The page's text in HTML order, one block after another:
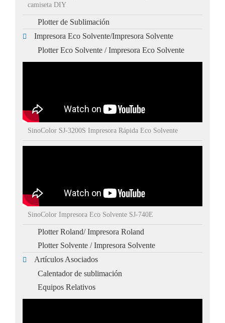
camiseta DIY
Plotter de Sublimación
Impresora Eco Solvente/Impresora Solvente
Plotter Eco Solvente / Impresora Eco Solvente
SinoColor SJ-3200S Impresora Rápida Eco Solvente
SinoColor Impresora Eco Solvente SJ-740E
Plotter Roland/ Impresora Roland
Plotter Solvente / Impresora Solvente
Artículos Asociados
Calentador de sublimación
Equipos Relativos